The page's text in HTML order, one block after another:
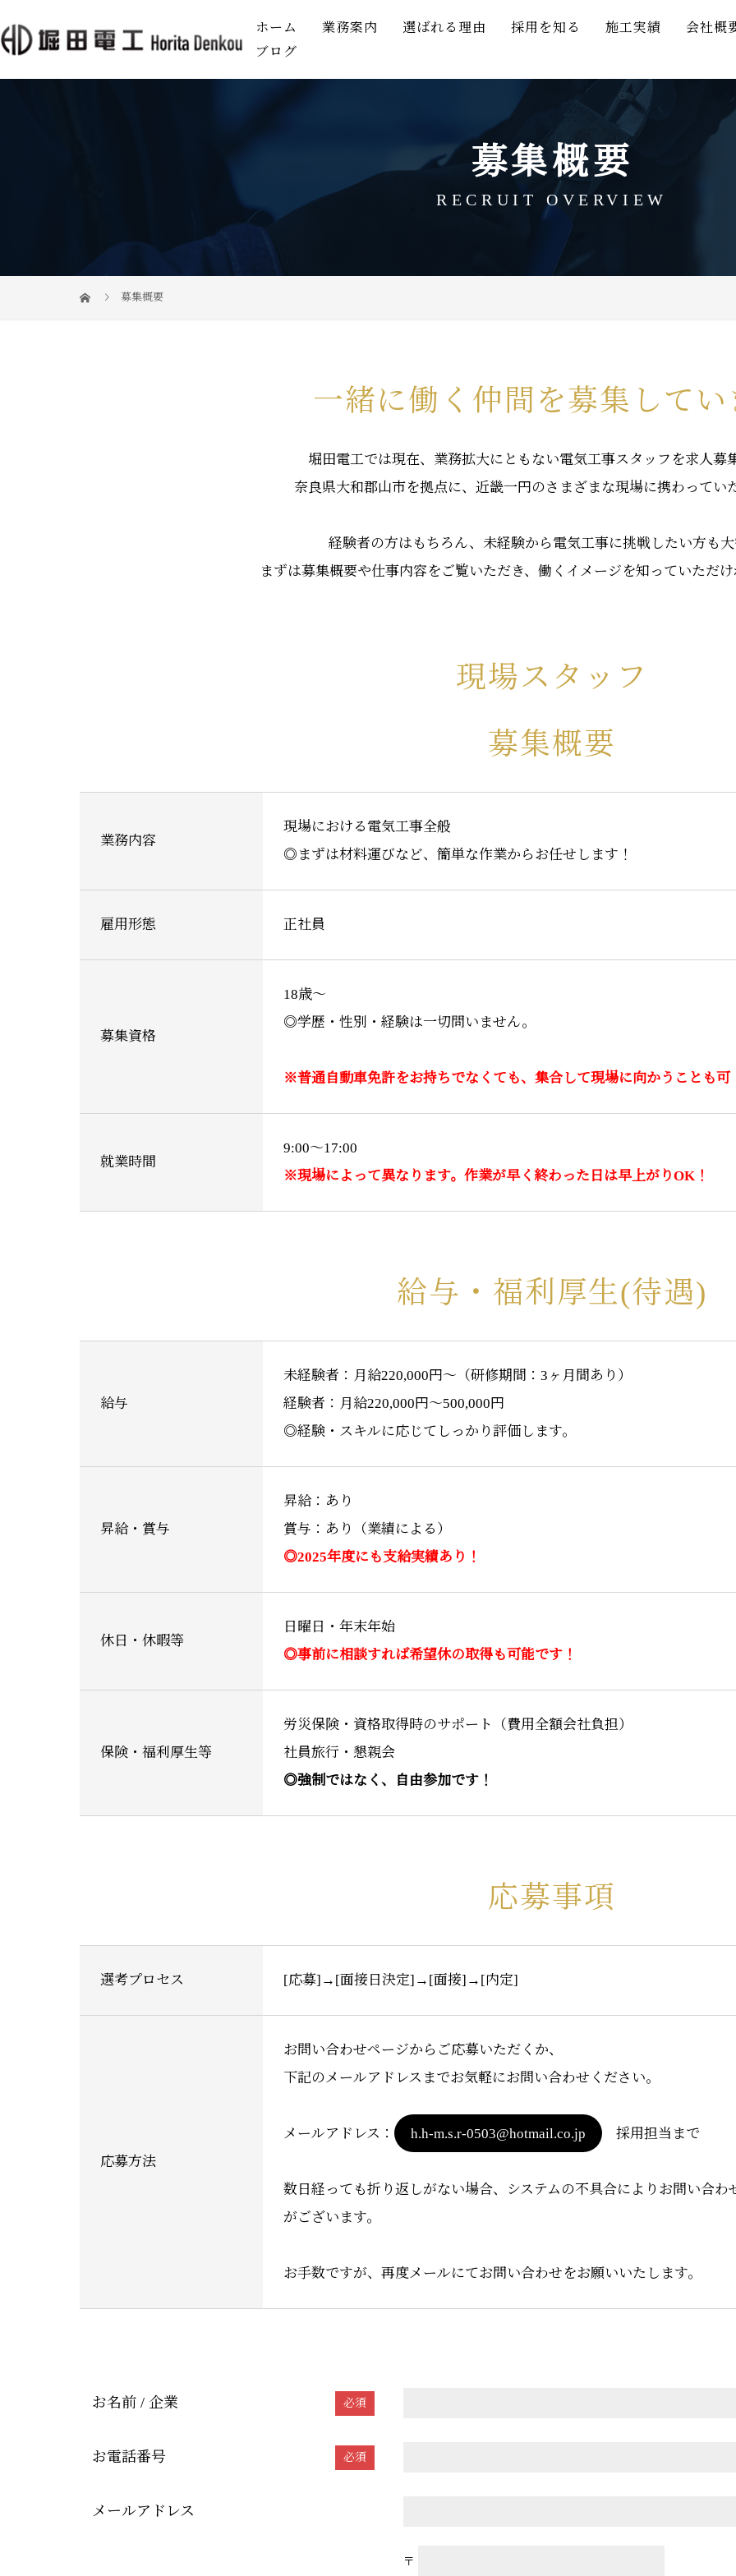
ホーム 業務案内 選ばれる理由 採用を知る 施工実績
会社概
ブログ
募集概要
RECRUIT OVERVIEW
募集概要
一緒に働く仲間を募集してい
堀田電工では現在、業務拡大にともない電気工事スタッフを求人募
奈良県大和郡山市を拠点に、近畿一円のさまざまな現場に携わってい
経験者の方はもちろん、未経験から電気工事に挑戦したい方も
まずは募集概要や仕事内容をご覧いただき、働くイメージを知っていただ
現場スタッフ
募集概要
業務内容
現場における電気工事全般
◎まずは材料運びなど、簡単な作業からお任せします！
雇用形態 正社員
募集資格
18歳〜
◎学歴・性別・経験は一切問いません。
※普通自動車免許をお持ちでなくても、集合して現場に向かうことも可
就業時間
9:00〜17:00
※現場によって異なります。作業が早く終わった日は早上がりOK！
給与・福利厚生(待遇)
給与
未経験者：月給220,000円〜（研修期間：3ヶ月間あり）
経験者：月給220,000円〜500,000円
◎経験・スキルに応じてしっかり評価します。
昇給・賞与
昇給：あり
賞与：あり（業績による）
◎2025年度にも支給実績あり！
休日・休暇等
日曜日・年末年始
◎事前に相談すれば希望休の取得も可能です！
保険・福利厚生等
労災保険・資格取得時のサポート（費用全額会社負担）
社員旅行・懇親会
◎強制ではなく、自由参加です！
応募事項
選考プロセス [応募]→[面接日決定]→[面接]→[内定]
応募方法
お問い合わせページからご応募いただくか、
下記のメールアドレスまでお気軽にお問い合わせください。
メールアドレス： h.h-m.s.r-0503@hotmail.co.jp 採用担当まで
数日経っても折り返しがない場合、システムの不具合によりお問い合
がございます。
お手数ですが、再度メールにてお問い合わせをお願いいたします。
お名前 / 企業 必須
お電話番号 必須
メールアドレス
〒